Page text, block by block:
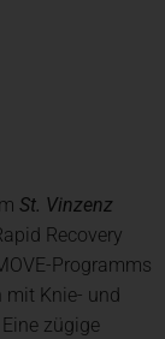
St. Vinzenz
Recovery
Programms
mit Knie- und
zügige